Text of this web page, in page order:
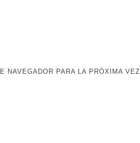
NAVEGADOR PARA LA PRÓXIMA VEZ